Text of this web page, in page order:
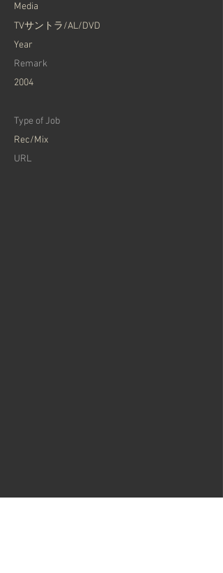
Media
TVサントラ/AL/DVD
Year
Remark
2004
Type of Job
Rec/Mix
URL